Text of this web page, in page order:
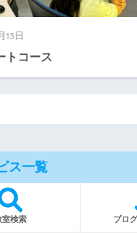
13日
トコース
ス一覧
室検索 プロ